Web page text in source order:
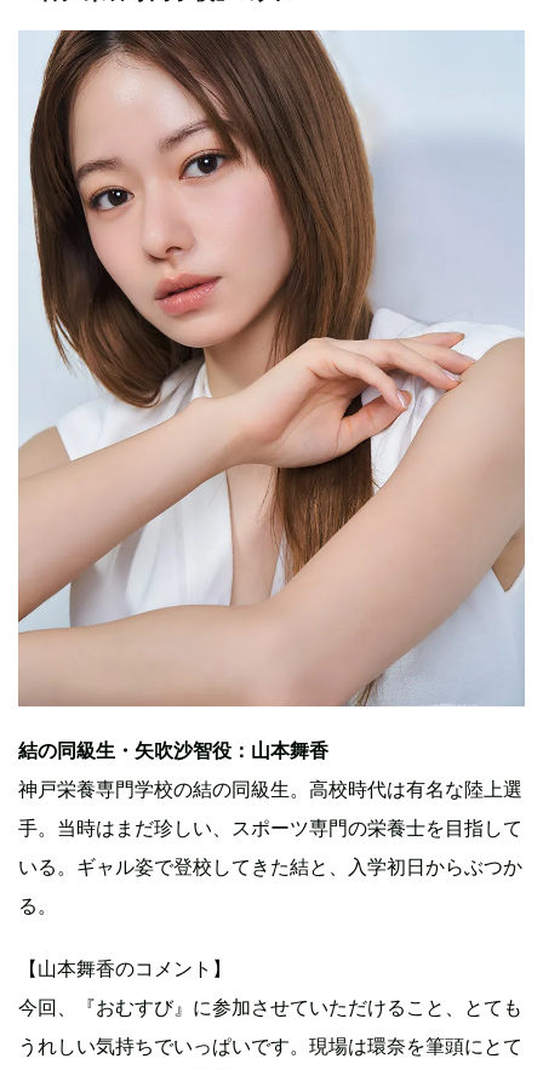
結の同級生・矢吹沙智役：山本舞香
神戸栄養専門学校の結の同級生。高校時代は有名な陸上選
手。当時はまだ珍しい、スポーツ専門の栄養士を目指して
いる。ギャル姿で登校してきた結と、入学初日からぶつか
る。
【山本舞香のコメント】
今回、『おむすび』に参加させていただけること、とても
うれしい気持ちでいっぱいです。現場は環奈を筆頭にとて